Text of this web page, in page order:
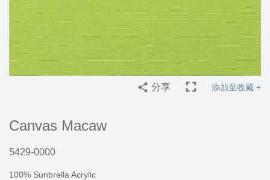
分享 添加至收藏 +
Canvas Macaw
5429-0000
100% Sunbrella Acrylic